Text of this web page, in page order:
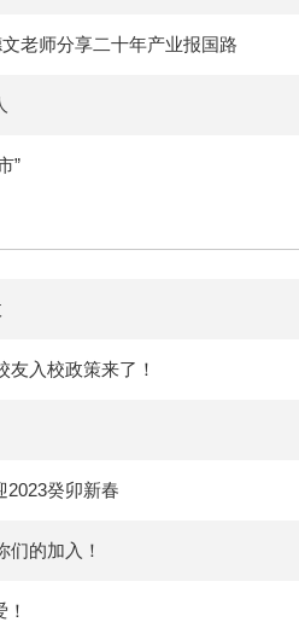
老师分享二十年产业报国路
”
友入校政策来了！
2023癸卯新春
们的加入！